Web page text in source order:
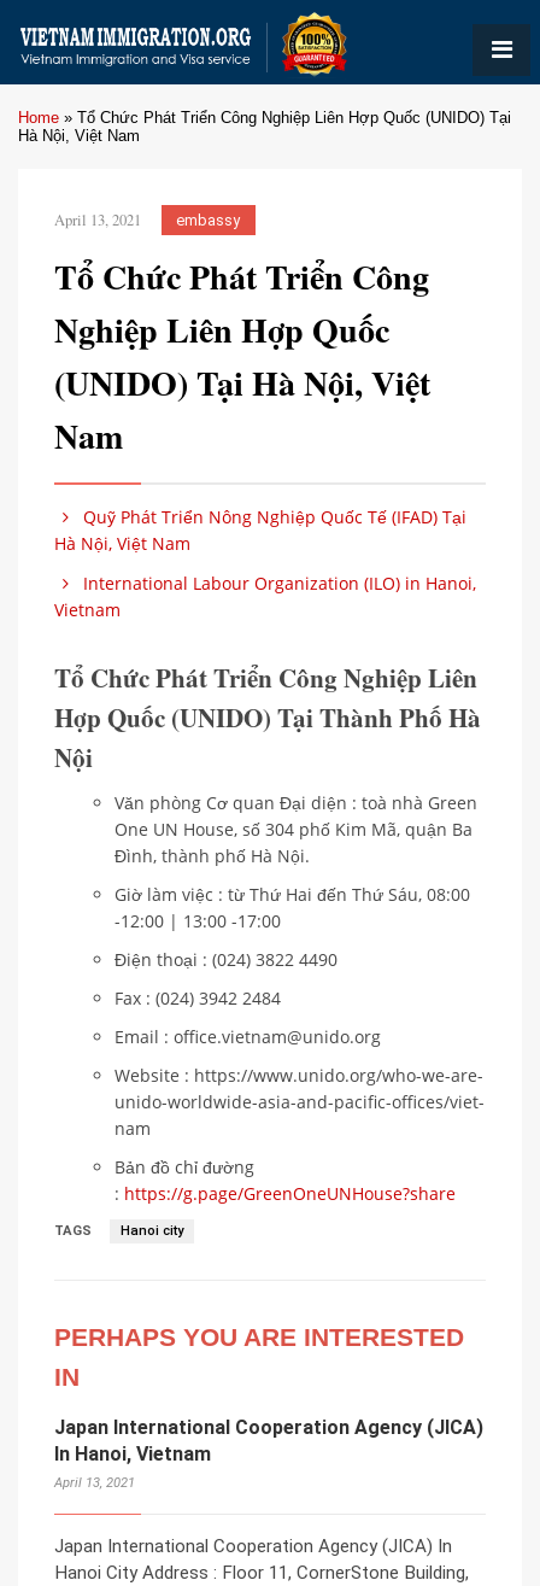
Home » Tổ Chức Phát Triển Công Nghiệp Liên Hợp Quốc (UNIDO) Tại
Hà Nội, Việt Nam
April 13, 2021 embassy
Tổ Chức Phát Triển Công
Nghiệp Liên Hợp Quốc
(UNIDO) Tại Hà Nội, Việt
Nam
Quỹ Phát Triển Nông Nghiệp Quốc Tế (IFAD) Tại
Hà Nội, Việt Nam
International Labour Organization (ILO) in Hanoi,
Vietnam
Tổ Chức Phát Triển Công Nghiệp Liên
Hợp Quốc (UNIDO) Tại Thành Phố Hà
Nội
Văn phòng Cơ quan Đại diện : toà nhà Green
One UN House, số 304 phố Kim Mã, quận Ba
Đình, thành phố Hà Nội.
Giờ làm việc : từ Thứ Hai đến Thứ Sáu, 08:00
-12:00 | 13:00 -17:00
Điện thoại : (024) 3822 4490
Fax : (024) 3942 2484
Email : office.vietnam@unido.org
Website : https://www.unido.org/who-we-are-
unido-worldwide-asia-and-pacific-offices/viet-
nam
Bản đồ chỉ đường
: https://g.page/GreenOneUNHouse?share
TAGS Hanoi city
PERHAPS YOU ARE INTERESTED
IN
Japan International Cooperation Agency (JICA)
In Hanoi, Vietnam
April 13, 2021
Japan International Cooperation Agency (JICA) In
Hanoi City Address : Floor 11, CornerStone Building,